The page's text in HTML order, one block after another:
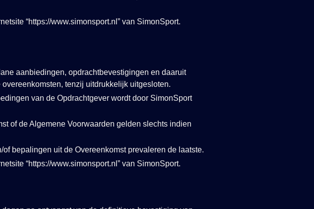
“https://www.simonsport.nl” van SimonSport.
aanbiedingen, opdrachtbevestigingen en daaruit
tenzij uitdrukkelijk uitgesloten.
van de Opdrachtgever wordt door SimonSport
of de Algemene Voorwaarden gelden slechts indien
bepalingen uit de Overeenkomst prevaleren de laatste.
“https://www.simonsport.nl” van SimonSport.